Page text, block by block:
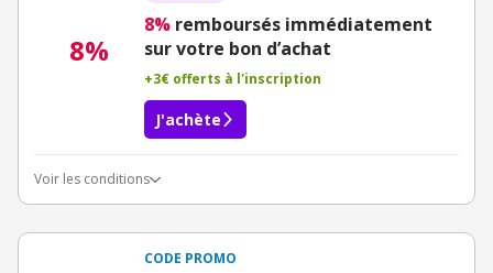
8%
8% remboursés immédiatement
sur votre bon d’achat
+3€ offerts à l'inscription
J'achète
Voir les conditions
CODE PROMO